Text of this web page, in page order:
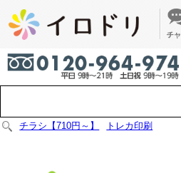
チラシ【710円～】 トレカ印刷